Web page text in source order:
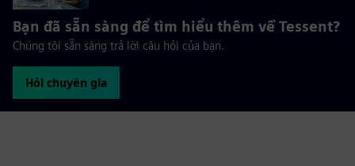
Bạn đã sẵn sàng để tìm hiểu thêm về Tessent?
Chúng tôi sẵn sàng trả lời câu hỏi của bạn.
Hỏi chuyên gia